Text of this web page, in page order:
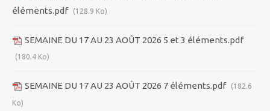
éléments.pdf
(128.9 Ko)
SEMAINE DU 17 AU 23 AOÛT 2026 5 et 3 éléments.pdf
(180.4 Ko)
SEMAINE DU 17 AU 23 AOÛT 2026 7 éléments.pdf (182.6
Ko)